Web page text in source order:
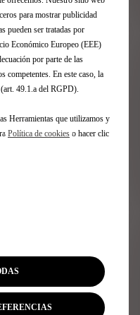
durante una carrera
frenado.
tiene incluso
En primer lugar,
en la Fórmula E!
victorias, 51 podios y
Además, ahora
completamente
de la enorme
la Fórmula E
para mostrar publicidad
pueden ser tratadas por
Económico Europeo (EEE)
por parte de las
competentes. En este caso, la
49.1.a del RGPD).
Herramientas que utilizamos y
Política de cookies o hacer clic